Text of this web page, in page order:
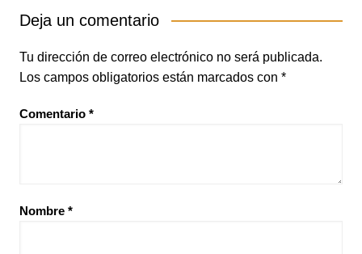
Deja un comentario
Tu dirección de correo electrónico no será publicada.
Los campos obligatorios están marcados con *
Comentario *
Nombre *